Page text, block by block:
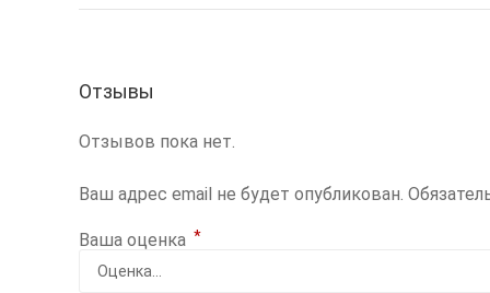
Отзывы
Отзывов пока нет.
Ваш адрес email не будет опубликован.
Ваша оценка *